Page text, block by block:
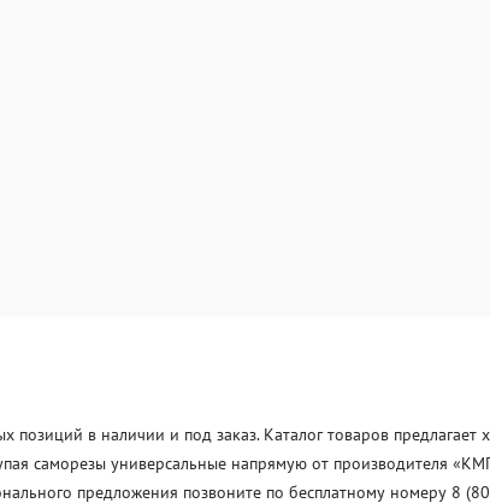
в наличии и под заказ. Каталог товаров предлагает
саморезы универсальные напрямую от производителя
предложения позвоните по бесплатному номеру 8